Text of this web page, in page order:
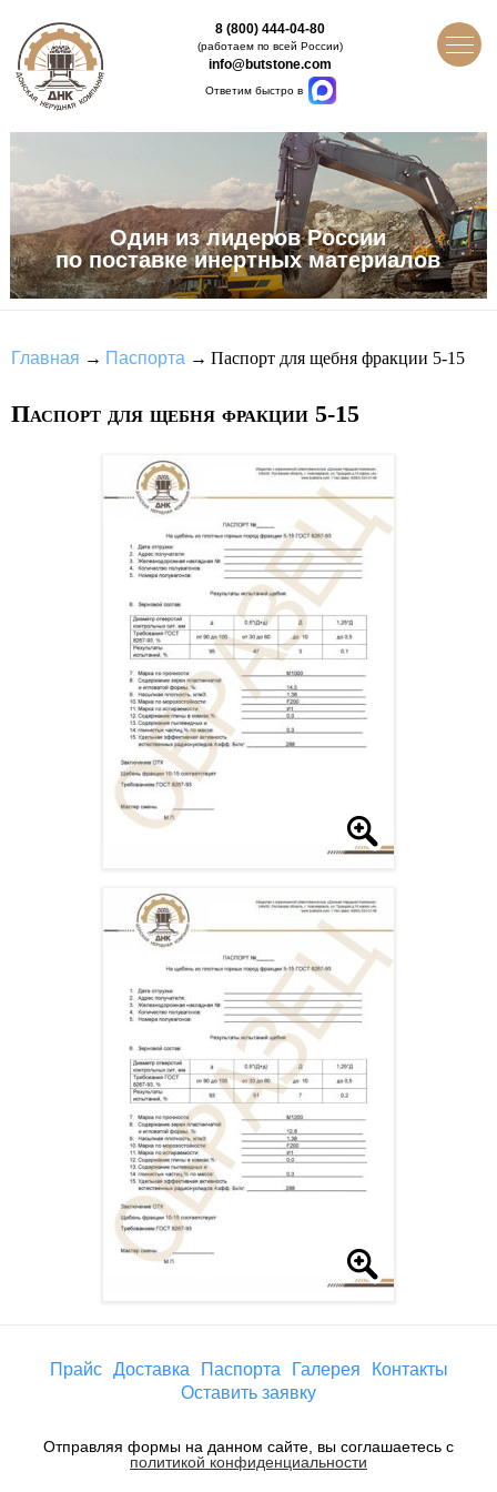
8 (800) 444-04-80
(работаем по всей России)
info@butstone.com
Ответим быстро в
Один из лидеров России
по поставке инертных материалов
Главная → Паспорта → Паспорт для щебня фракции 5-15
Паспорт для щебня фракции 5-15
Прайс Доставка Паспорта Галерея
Контакты
Оставить заявку
Отправляя формы на данном сайте, вы соглашаетесь с
политикой конфиденциальности